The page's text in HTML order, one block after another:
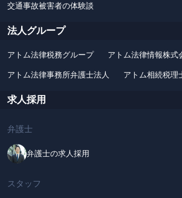
交通事故被害者の体験談
法人グループ
アトム法律税務グループ アトム法律情報株式
アトム法律事務所弁護士法人 アトム相続税理
求人採用
弁護士
弁護士の求人採用
スタッフ